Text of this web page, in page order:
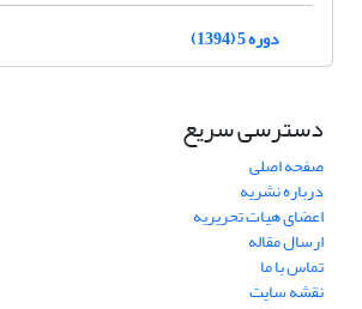
دوره 5 (1394)
دسترسی سریع
صفحه اصلی
درباره نشریه
اعضای هیات تحریریه
ارسال مقاله
تماس با ما
نقشه سایت